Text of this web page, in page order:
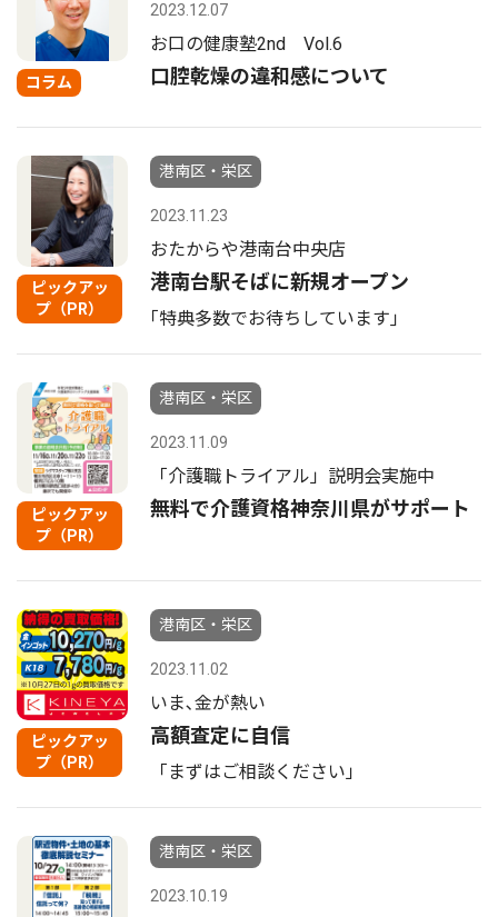
コラム
2023.12.07
お口の健康塾2nd Vol.6
口腔乾燥の違和感について
ピックアッ
プ（PR）
港南区・栄区
2023.11.23
おたからや港南台中央店
港南台駅そばに新規オープン
｢特典多数でお待ちしています｣
ピックアッ
プ（PR）
港南区・栄区
2023.11.09
「介護職トライアル」説明会実施中
無料で介護資格神奈川県がサポート
ピックアッ
プ（PR）
港南区・栄区
2023.11.02
いま､金が熱い
高額査定に自信
「まずはご相談ください」
港南区・栄区
2023.10.19